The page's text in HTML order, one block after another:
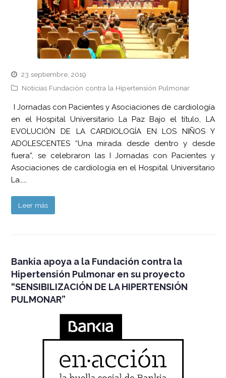
23 septiembre, 2019
Noticias Fundación contra la Hipertensión Pulmonar
I Jornadas con Pacientes y Asociaciones de cardiología
en el Hospital Universitario La Paz Bajo el título, LA
EVOLUCIÓN DE LA CARDIOLOGÍA EN LOS NIÑOS Y
ADOLESCENTES “Una mirada desde dentro y desde
fuera”, se celebraron las I Jornadas con Pacientes y
Asociaciones de cardiología en el Hospital Universitario
La……
Leer más
Bankia apoya a la Fundación contra la
Hipertensión Pulmonar en su proyecto
“SENSIBILIZACIÓN DE LA HIPERTENSIÓN
PULMONAR”